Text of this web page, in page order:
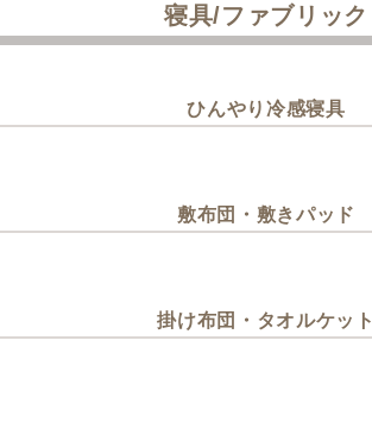
寝具/ファブリック
ひんやり冷感寝具
敷布団・敷きパッド
掛け布団・タオルケット